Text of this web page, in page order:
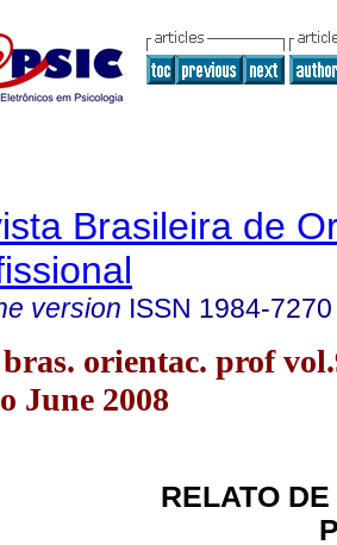
Brasileira de
version ISSN 1984-7270
bras. orientac. prof
June 2008
RELATO